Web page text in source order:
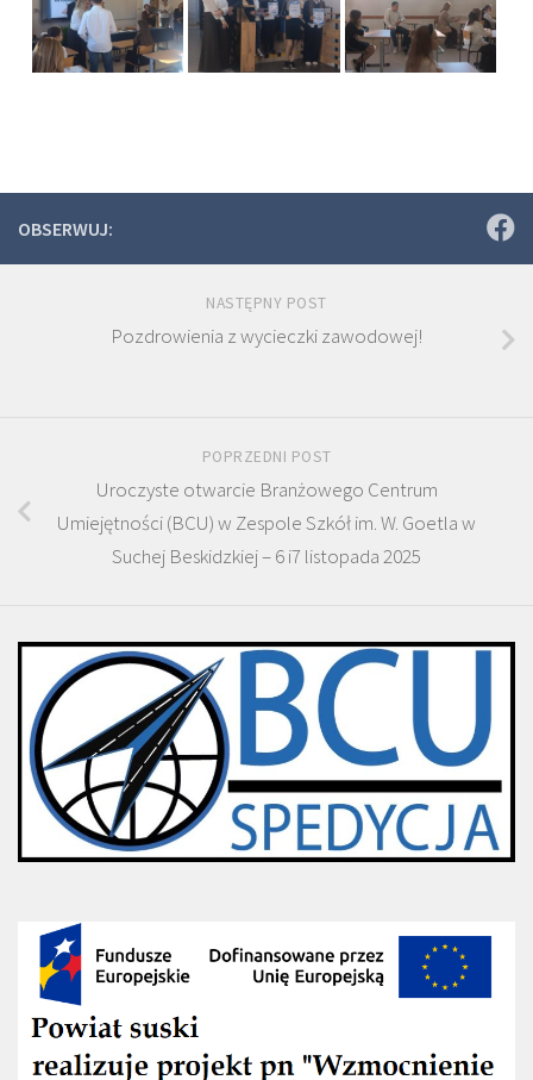
OBSERWUJ:
NASTĘPNY POST
Pozdrowienia z wycieczki zawodowej!
POPRZEDNI POST
Uroczyste otwarcie Branżowego Centrum
Umiejętności (BCU) w Zespole Szkół im. W. Goetla w
Suchej Beskidzkiej – 6 i7 listopada 2025